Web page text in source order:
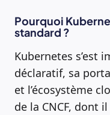
Pourquoi
standard ?
Kubernetes s’est
déclaratif, sa
et l’écosystème
de la CNCF, dont